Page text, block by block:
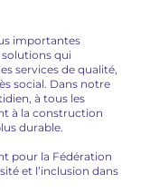
importantes
qui
services de qualité,
social. Dans notre
à tous les
à la construction
durable.
pour la Fédération
et l’inclusion dans